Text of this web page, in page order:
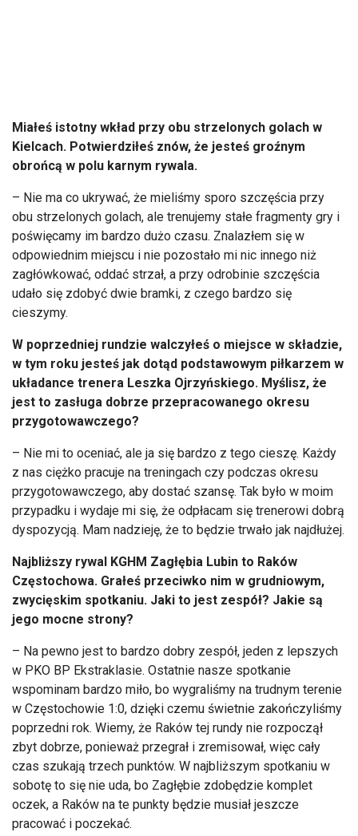
Miałeś istotny wkład przy obu strzelonych golach w
Kielcach. Potwierdziłeś znów, że jesteś groźnym
obrońcą w polu karnym rywala.
– Nie ma co ukrywać, że mieliśmy sporo szczęścia przy
obu strzelonych golach, ale trenujemy stałe fragmenty gry i
poświęcamy im bardzo dużo czasu. Znalazłem się w
odpowiednim miejscu i nie pozostało mi nic innego niż
zagłówkować, oddać strzał, a przy odrobinie szczęścia
udało się zdobyć dwie bramki, z czego bardzo się
cieszymy.
W poprzedniej rundzie walczyłeś o miejsce w składzie,
w tym roku jesteś jak dotąd podstawowym piłkarzem w
układance trenera Leszka Ojrzyńskiego. Myślisz, że
jest to zasługa dobrze przepracowanego okresu
przygotowawczego?
– Nie mi to oceniać, ale ja się bardzo z tego cieszę. Każdy
z nas ciężko pracuje na treningach czy podczas okresu
przygotowawczego, aby dostać szansę. Tak było w moim
przypadku i wydaje mi się, że odpłacam się trenerowi dobrą
dyspozycją. Mam nadzieję, że to będzie trwało jak najdłużej.
Najbliższy rywal KGHM Zagłębia Lubin to Raków
Częstochowa. Grałeś przeciwko nim w grudniowym,
zwycięskim spotkaniu. Jaki to jest zespół? Jakie są
jego mocne strony?
– Na pewno jest to bardzo dobry zespół, jeden z lepszych
w PKO BP Ekstraklasie. Ostatnie nasze spotkanie
wspominam bardzo miło, bo wygraliśmy na trudnym terenie
w Częstochowie 1:0, dzięki czemu świetnie zakończyliśmy
poprzedni rok. Wiemy, że Raków tej rundy nie rozpoczął
zbyt dobrze, ponieważ przegrał i zremisował, więc cały
czas szukają trzech punktów. W najbliższym spotkaniu w
sobotę to się nie uda, bo Zagłębie zdobędzie komplet
oczek, a Raków na te punkty będzie musiał jeszcze
pracować i poczekać.